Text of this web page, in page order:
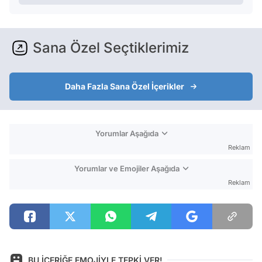
Sana Özel Seçtiklerimiz
Daha Fazla Sana Özel İçerikler
Yorumlar Aşağıda
Reklam
Yorumlar ve Emojiler Aşağıda
Reklam
BU İÇERİĞE EMOJİYLE TEPKİ VER!